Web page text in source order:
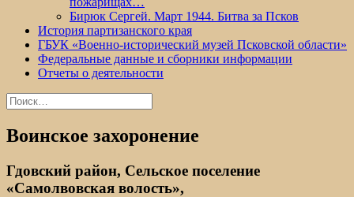
Бирюк Сергей. Март 1944. Битва за Псков
История партизанского края
ГБУК «Военно-исторический музей Псковской области»
Федеральные данные и сборники информации
Отчеты о деятельности
Найти:
Воинское захоронение
Гдовский район, Сельское поселение
«Самолвовская волость»,